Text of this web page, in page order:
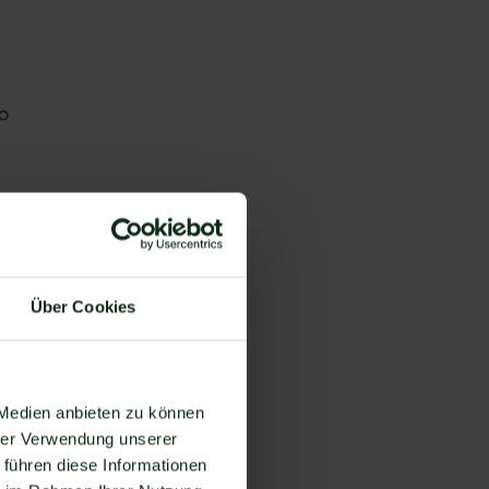
Über Cookies
anbieten zu können
Verwendung unserer
diese Informationen